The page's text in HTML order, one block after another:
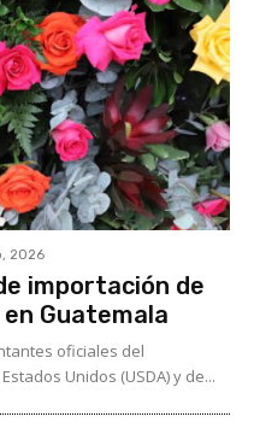
2026
importación de
Guatemala
oficiales del
Unidos (USDA) y de...